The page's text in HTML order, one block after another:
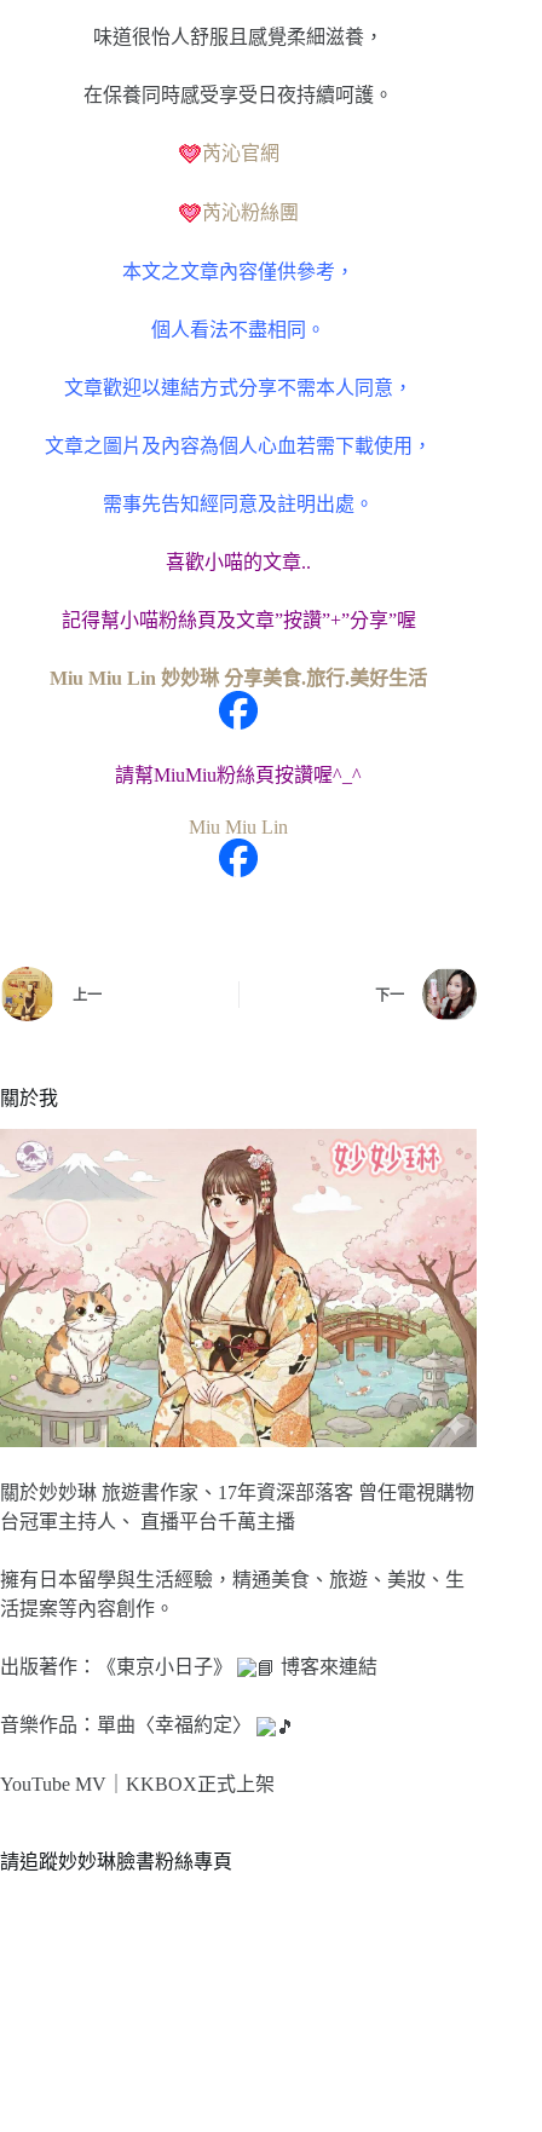
味道很怡人舒服且感覺柔細滋養，
在保養同時感受享受日夜持續呵護。
芮沁官網
芮沁粉絲團
本文之文章內容僅供參考，
個人看法不盡相同。
文章歡迎以連結方式分享不需本人同意，
文章之圖片及內容為個人心血若需下載使用，
需事先告知經同意及註明出處。
喜歡小喵的文章..
記得幫小喵粉絲頁及文章”按讚”+”分享”喔
Miu Miu Lin 妙妙琳 分享美食.旅行.美好生活
請幫MiuMiu粉絲頁按讚喔^_^
Miu Miu Lin
上一 下一
關於我
關於妙妙琳 旅遊書作家、17年資深部落客 曾任電視購物
台冠軍主持人、 直播平台千萬主播
擁有日本留學與生活經驗，精通美食、旅遊、美妝、生
活提案等內容創作。
出版著作：《東京小日子》 博客來連結
音樂作品：單曲〈幸福約定〉
YouTube MV｜ KKBOX正式上架
請追蹤妙妙琳臉書粉絲專頁